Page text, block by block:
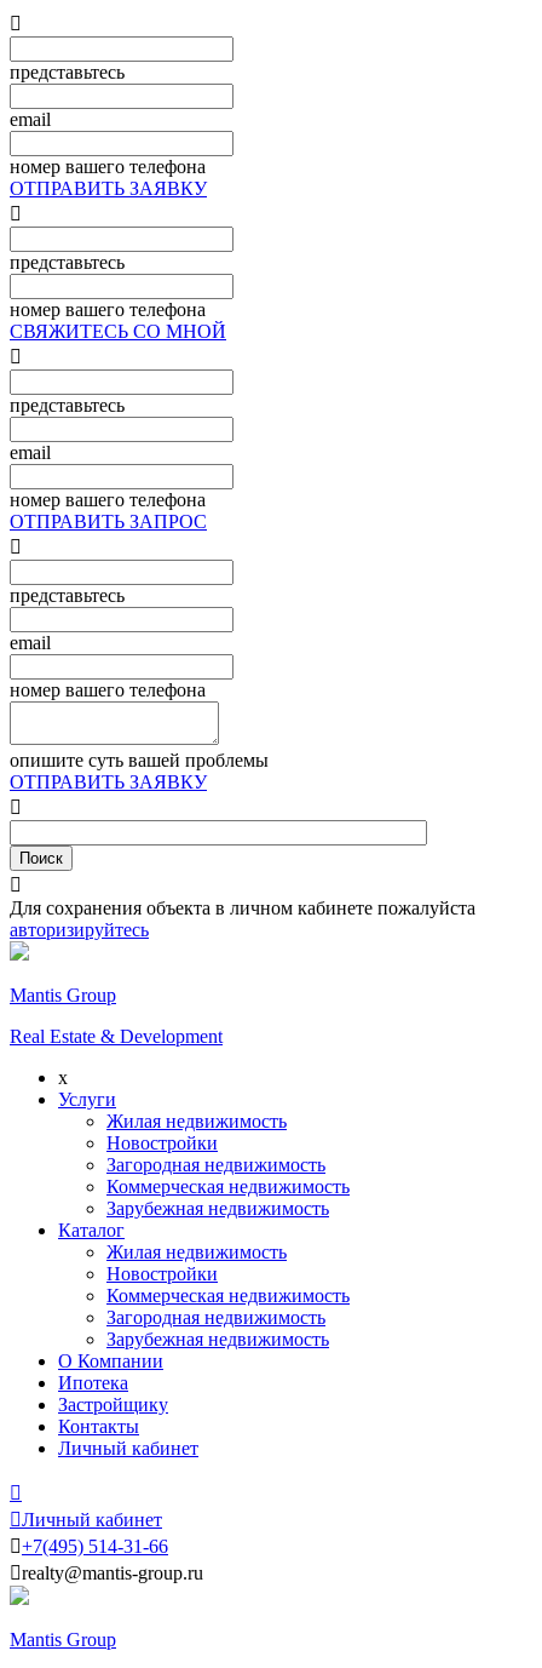

представьтесь
email
номер вашего телефона
ОТПРАВИТЬ ЗАЯВКУ

представьтесь
номер вашего телефона
СВЯЖИТЕСЬ СО МНОЙ

представьтесь
email
номер вашего телефона
ОТПРАВИТЬ ЗАПРОС

представьтесь
email
номер вашего телефона
опишите суть вашей проблемы
ОТПРАВИТЬ ЗАЯВКУ


Для сохранения объекта в личном кабинете пожалуйста
авторизируйтесь
Mantis Group
Real Estate & Development
x
Услуги
Жилая недвижимость
Новостройки
Загородная недвижимость
Коммерческая недвижимость
Зарубежная недвижимость
Каталог
Жилая недвижимость
Новостройки
Коммерческая недвижимость
Загородная недвижимость
Зарубежная недвижимость
О Компании
Ипотека
Застройщику
Контакты
Личный кабинет

Личный кабинет
+7(495) 514-31-66
realty@mantis-group.ru
Mantis Group